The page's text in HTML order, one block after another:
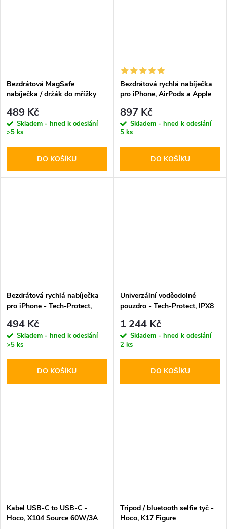
Bezdrátová MagSafe
nabíječka / držák do mřížky
489 Kč
Skladem - hned k odeslání
>5 ks
DO KOŠÍKU
Bezdrátová rychlá nabíječka
pro iPhone, AirPods a Apple
MagSafe Wireless Charger
White
897 Kč
Skladem - hned k odeslání
5 ks
DO KOŠÍKU
Bezdrátová rychlá nabíječka
pro iPhone - Tech-Protect,
Wireless Charger White
494 Kč
Skladem - hned k odeslání
>5 ks
DO KOŠÍKU
Univerzální voděodolné
pouzdro - Tech-Protect, IPX8
Orange
1 244 Kč
Skladem - hned k odeslání
2 ks
DO KOŠÍKU
Kabel USB-C to USB-C -
Hoco, X104 Source 60W/3A
Tripod / bluetooth selfie tyč -
Hoco, K17 Figure